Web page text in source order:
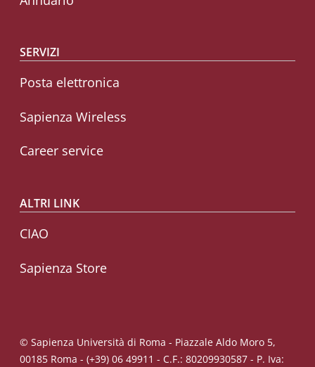
SERVIZI
Posta elettronica
Sapienza Wireless
Career service
ALTRI LINK
CIAO
Sapienza Store
© Sapienza Università di Roma - Piazzale Aldo Moro 5,
00185 Roma - (+39) 06 49911 - C.F.: 80209930587 - P. Iva: